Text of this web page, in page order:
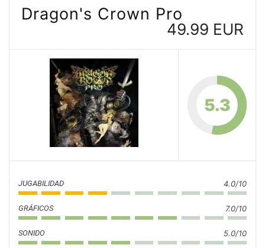
Dragon's Crown Pro
49.99 EUR
5.3
JUGABILIDAD 4.0/10
GRÁFICOS 7.0/10
SONIDO 5.0/10